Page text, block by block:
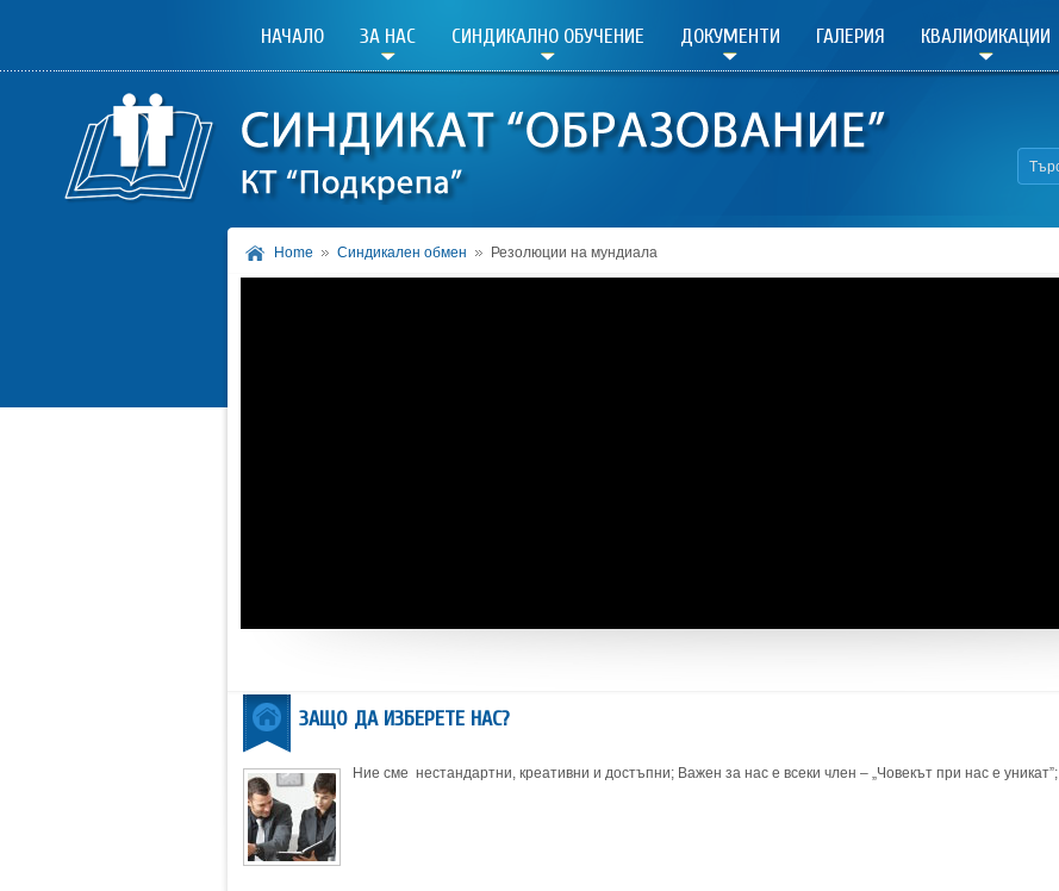
НАЧАЛО ЗА НАС СИНДИКАЛНО ОБУЧЕНИЕ ДОКУМЕНТИ ГАЛЕРИЯ КВАЛИФИКАЦИИ
Home Синдикален обмен Резолюции на мундиала
ЗАЩО ДА ИЗБЕРЕТЕ НАС?
Ние сме нестандартни, креативни и достъпни; Важен за нас е всеки член – „Човекът при нас е уникат”;